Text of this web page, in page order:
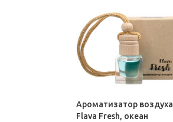
Ароматизатор воздуха
Flava Fresh, океан